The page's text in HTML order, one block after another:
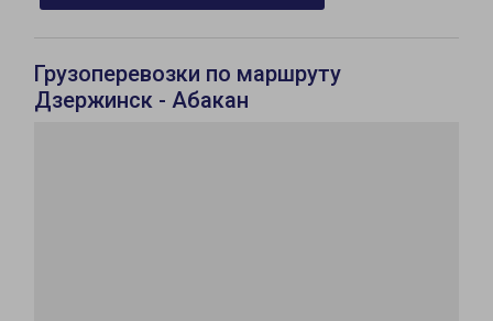
Грузоперевозки по маршруту
Дзержинск - Абакан